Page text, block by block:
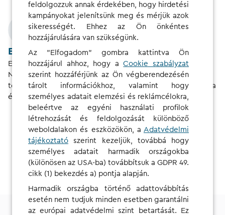
Egy pillantásra
Ellenőrizze a felhasználását és számláit online a CHARGE
NOW portálon. Így mindig teljes áttekintést kap minden
töltési eseményről. Szerződéseit is könnyedén lefoglalhatja
és kezelheti otthonról.
FEDEZZE FEL AZ ELŐNYÖKET
feldolgozzuk annak érdekében, hogy hirdetési
kampányokat jelenítsünk meg és mérjük azok
sikerességét. Ehhez az Ön önkéntes
hozzájárulására van szükségünk.
Az "Elfogadom" gombra kattintva Ön
hozzájárul ahhoz, hogy aCookie szabályzat
szerint hozzáférjünk az Ön végberendezésén
tárolt információkhoz, valamint hogy
személyes adatait elemzési és reklámcélokra,
beleértve az egyéni használati profilok
létrehozását és feldolgozását különböző
weboldalakon és eszközökön, a Adatvédelmi
tájékoztató szerint kezeljük, továbbá hogy
személyes adatait harmadik országokba
(különösen az USA-ba) továbbítsuk a GDPR 49.
cikk (1) bekezdés a) pontja alapján.
Harmadik országba történő adattovábbítás
esetén nem tudjuk minden esetben garantálni
az európai adatvédelmi szint betartását. Ez